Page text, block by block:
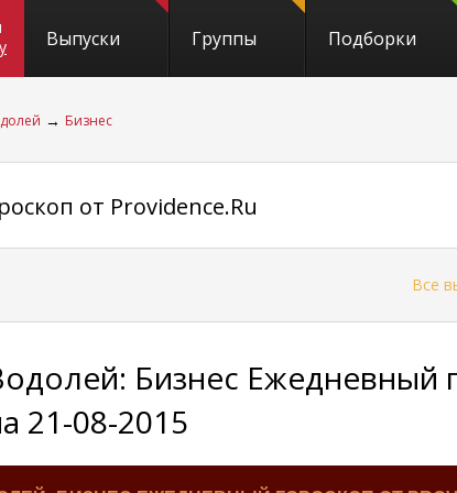
Выпуски Группы Подборки
→ Бизнес
от Providence.Ru
Все
Бизнес Ежедневный
21-08-2015